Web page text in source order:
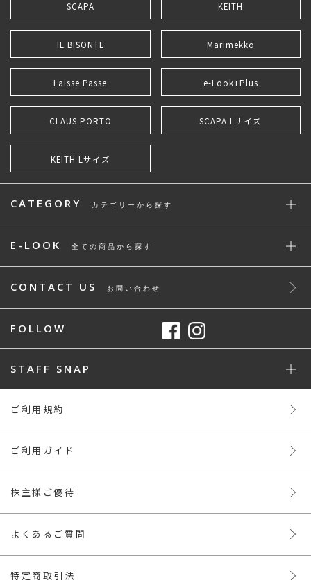
SCAPA KEITH
IL BISONTE Marimekko
Laisse Passe e-Look+Plus
CLAUS PORTO SCAPA Lサイズ
KEITH Lサイズ
CATEGORY カテゴリーから探す
E-LOOK 全ての商品から探す
CONTACT US お問い合わせ
FOLLOW
STAFF SNAP
ご利用規約
ご利用ガイド
株主様ご優待
よくあるご質問
特定商取引法